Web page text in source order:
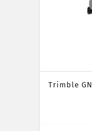
Trimble